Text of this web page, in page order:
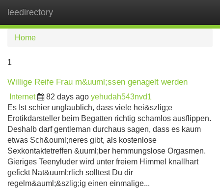
leedirectory
Home
1
Willige Reife Frau m&uuml;ssen genagelt werden
Internet 82 days ago yehudah543nvd1
Es Ist schier unglaublich, dass viele hei&szlig;e
Erotikdarsteller beim Begatten richtig schamlos ausflippen.
Deshalb darf gentleman durchaus sagen, dass es kaum
etwas Sch&ouml;neres gibt, als kostenlose
Sexkontaktetreffen &uuml;ber hemmungslose Orgasmen.
Gieriges Teenyluder wird unter freiem Himmel knallhart
gefickt Nat&uuml;rlich solltest Du dir
regelm&auml;&szlig;ig einen einmalige...